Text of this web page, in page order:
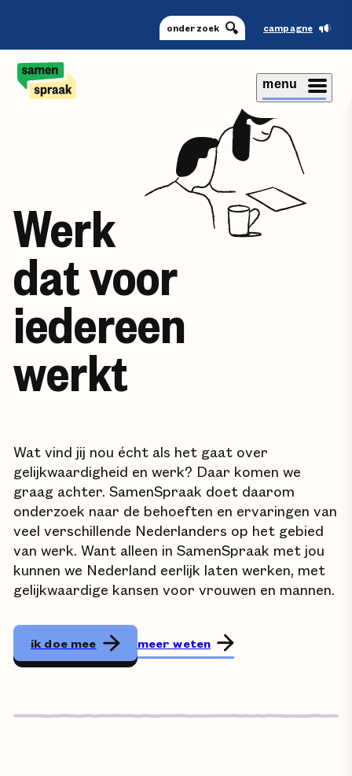
onderzoek campagne
menu
Werk
dat voor
iedereen
werkt
Wat vind jij nou écht als het gaat over
gelijkwaardigheid en werk? Daar komen we
graag achter. SamenSpraak doet daarom
onderzoek naar de behoeften en ervaringen van
veel verschillende Nederlanders op het gebied
van werk. Want alleen in SamenSpraak met jou
kunnen we Nederland eerlijk laten werken, met
gelijkwaardige kansen voor vrouwen en mannen.
ik doe mee meer weten